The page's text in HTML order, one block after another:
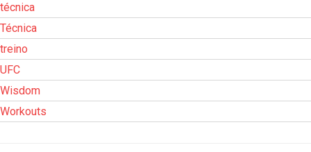
técnica
Técnica
treino
UFC
Wisdom
Workouts